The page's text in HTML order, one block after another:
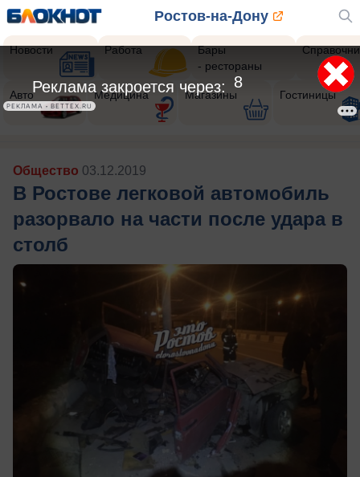
Ростов-на-Дону
Новости Работа
Бары
- рестораны
Авто Медицина Магазины Гостиницы
Общество 03.12.2019
В Ростове легковой автомобиль
разорвало на части после удара в
столб
5
Реклама закроется через:
РЕКЛАМА • BETTEX.RU